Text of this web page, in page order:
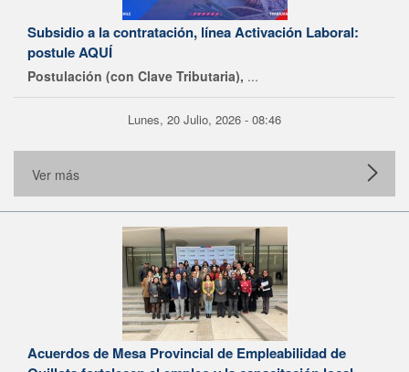
Subsidio a la contratación, línea Activación Laboral:
postule AQUÍ
Postulación (con Clave Tributaria), ...
Lunes, 20 Julio, 2026 - 08:46
Ver más
Acuerdos de Mesa Provincial de Empleabilidad de